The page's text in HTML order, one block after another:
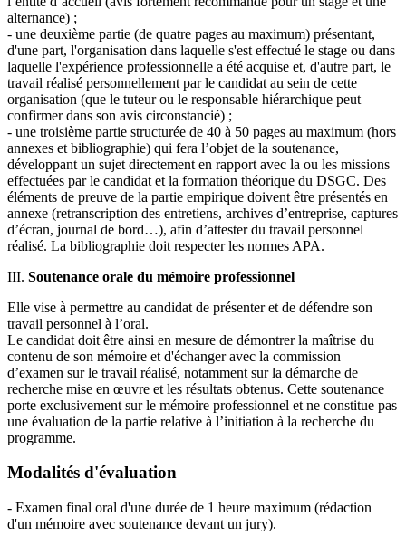
alternance) ;
- une deuxième partie (de quatre pages au maximum) présentant,
d'une part, l'organisation dans laquelle s'est effectué le stage ou dans
laquelle l'expérience professionnelle a été acquise et, d'autre part, le
travail réalisé personnellement par le candidat au sein de cette
organisation (que le tuteur ou le responsable hiérarchique peut
confirmer dans son avis circonstancié) ;
- une troisième partie structurée de 40 à 50 pages au maximum (hors
annexes et bibliographie) qui fera l’objet de la soutenance,
développant un sujet directement en rapport avec la ou les missions
effectuées par le candidat et la formation théorique du DSGC. Des
éléments de preuve de la partie empirique doivent être présentés en
annexe (retranscription des entretiens, archives d’entreprise, captures
d’écran, journal de bord…), afin d’attester du travail personnel
réalisé. La bibliographie doit respecter les normes APA.
III. Soutenance orale du mémoire professionnel
Elle vise à permettre au candidat de présenter et de défendre son
travail personnel à l’oral.
Le candidat doit être ainsi en mesure de démontrer la maîtrise du
contenu de son mémoire et d'échanger avec la commission
d’examen sur le travail réalisé, notamment sur la démarche de
recherche mise en œuvre et les résultats obtenus. Cette soutenance
porte exclusivement sur le mémoire professionnel et ne constitue pas
une évaluation de la partie relative à l’initiation à la recherche du
programme.
Modalités d'évaluation
- Examen final oral d'une durée de 1 heure maximum (rédaction
d'un mémoire avec soutenance devant un jury).